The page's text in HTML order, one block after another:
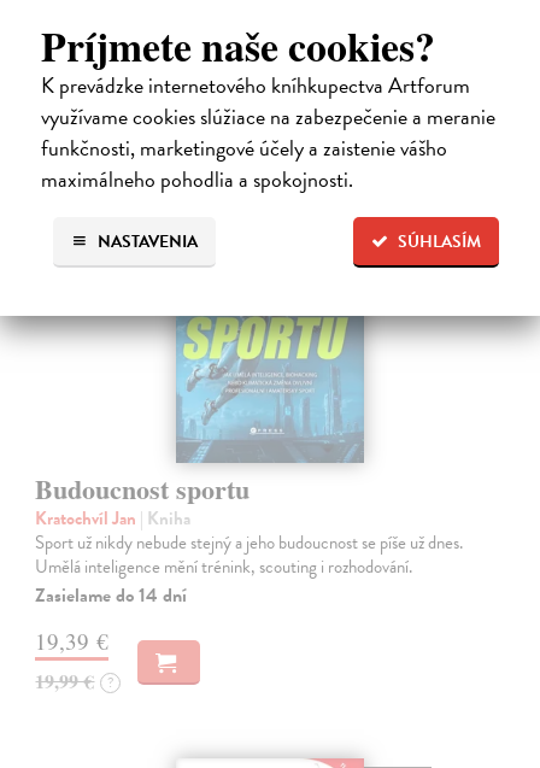
Príjmete naše cookies?
K prevádzke internetového kníhkupectva Artforum
využívame cookies slúžiace na zabezpečenie a meranie
funkčnosti, marketingové účely a zaistenie vášho
maximálneho pohodlia a spokojnosti.
SÚHLASÍM
NASTAVENIA
Na sklade
17,01 €
17,90 € ?
novinka
Budoucnost sportu
Kratochvíl Jan | Kniha
Sport už nikdy nebude stejný a jeho budoucnost se píše už dnes.
Umělá inteligence mění trénink, scouting i rozhodování.
Zasielame do 14 dní
19,39 €
19,99 € ?